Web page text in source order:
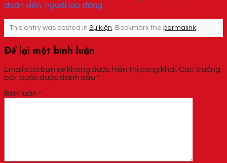
đoàn viên, người lao động
This entry was posted in Sự kiện. Bookmark the permalink.
Để lại một bình luận
Email của bạn sẽ không được hiển thị công khai. Các trường
bắt buộc được đánh dấu *
Bình luận *